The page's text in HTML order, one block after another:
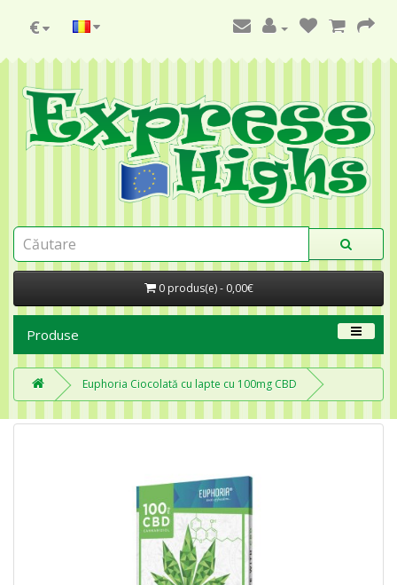
€
0 produs(e) - 0,00€
Produse
Euphoria Ciocolată cu lapte cu 100mg CBD